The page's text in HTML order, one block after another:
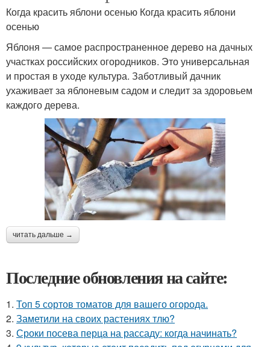
Когда красить яблони осенью Когда красить яблони
осенью
Яблоня — самое распространенное дерево на дачных
участках российских огородников. Это универсальная
и простая в уходе культура. Заботливый дачник
ухаживает за яблоневым садом и следит за здоровьем
каждого дерева.
читать дальше →
Последние обновления на сайте:
1. Топ 5 сортов томатов для вашего огорода.
2. Заметили на своих растениях тлю?
3. Сроки посева перца на рассаду: когда начинать?